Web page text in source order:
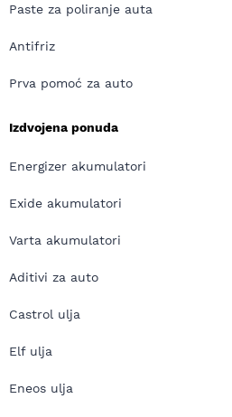
Paste za poliranje auta
Antifriz
Prva pomoć za auto
Izdvojena ponuda
Energizer akumulatori
Exide akumulatori
Varta akumulatori
Aditivi za auto
Castrol ulja
Elf ulja
Eneos ulja